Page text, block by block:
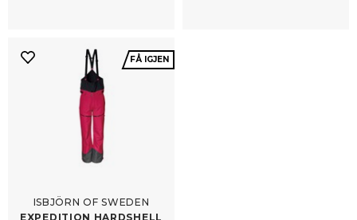
FÅ IGJEN
ISBJÖRN OF SWEDEN
EXPEDITION HARDSHELL